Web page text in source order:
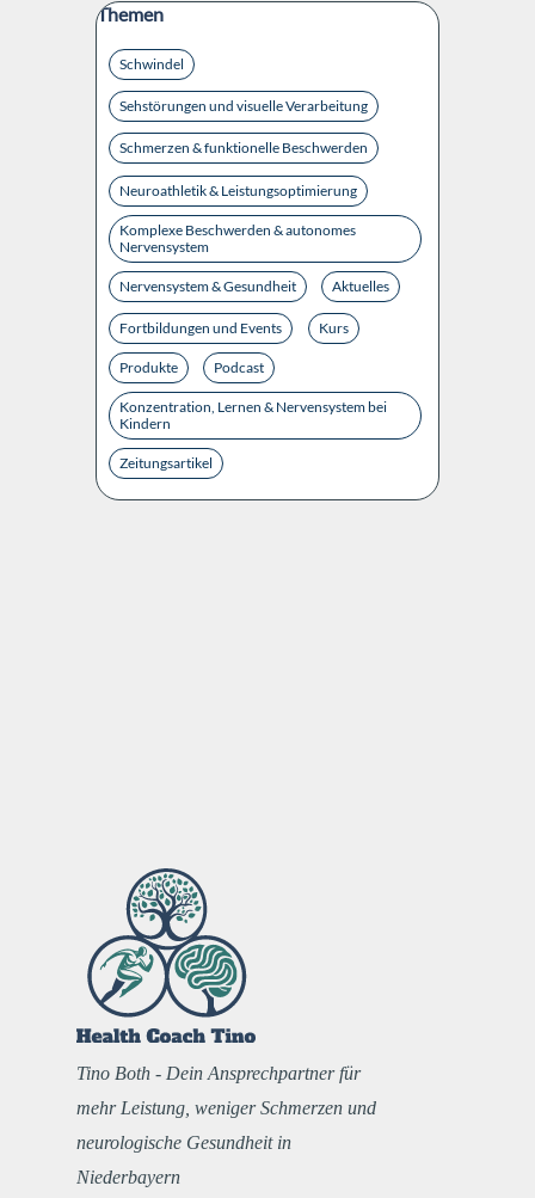
Block überspringen Themen
Themen
Schwindel
Sehstörungen und visuelle Verarbeitung
Schmerzen & funktionelle Beschwerden
Neuroathletik & Leistungsoptimierung
Komplexe Beschwerden & autonomes
Nervensystem
Nervensystem & Gesundheit Aktuelles
Fortbildungen und Events Kurs
Produkte Podcast
Konzentration, Lernen & Nervensystem bei
Kindern
Zeitungsartikel
Tino Both - Dein Ansprechpartner für
mehr Leistung, weniger Schmerzen und
neurologische Gesundheit in
Niederbayern